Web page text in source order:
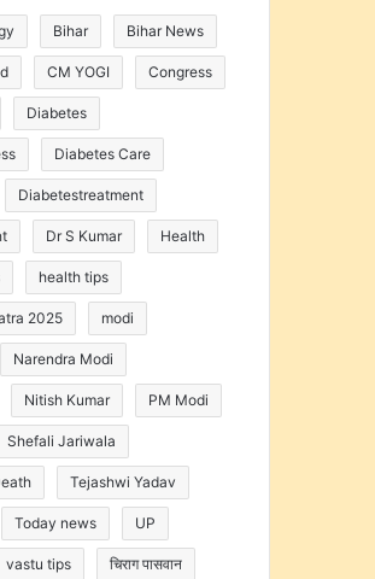
Bihar Bihar News
CM YOGI Congress
Diabetes
Diabetes Care
Diabetestreatment
Dr S Kumar Health
health tips
2025 modi
Narendra Modi
Nitish Kumar PM Modi
Shefali Jariwala
Tejashwi Yadav
Today news UP
vastu tips चिराग पासवान